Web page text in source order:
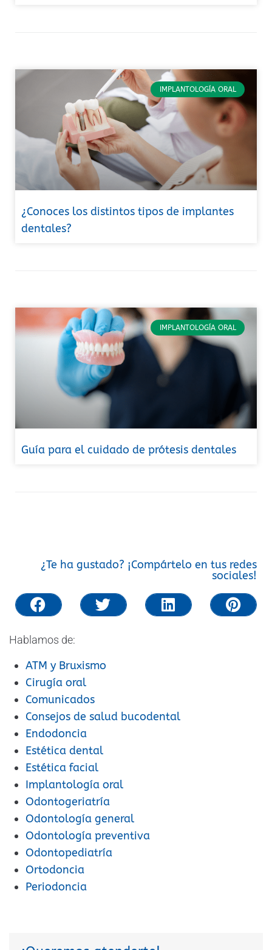
IMPLANTOLOGÍA ORAL
¿Conoces los distintos tipos de implantes
dentales?
IMPLANTOLOGÍA ORAL
Guía para el cuidado de prótesis dentales
¿Te ha gustado? ¡Compártelo en tus redes
sociales!
Hablamos de:
ATM y Bruxismo
Cirugía oral
Comunicados
Consejos de salud bucodental
Endodoncia
Estética dental
Estética facial
Implantología oral
Odontogeriatría
Odontología general
Odontología preventiva
Odontopediatría
Ortodoncia
Periodoncia